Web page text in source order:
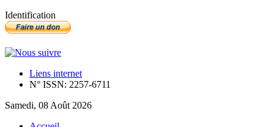
Identification
Liens internet
N° ISSN: 2257-6711
Samedi, 08 Août 2026